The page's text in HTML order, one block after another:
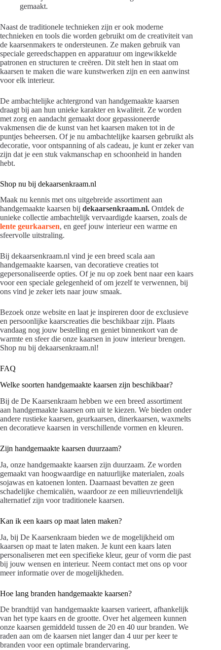
gemaakt.
Naast de traditionele technieken zijn er ook moderne
technieken en tools die worden gebruikt om de creativiteit van
de kaarsenmakers te ondersteunen. Ze maken gebruik van
speciale gereedschappen en apparatuur om ingewikkelde
patronen en structuren te creëren. Dit stelt hen in staat om
kaarsen te maken die ware kunstwerken zijn en een aanwinst
voor elk interieur.
De ambachtelijke achtergrond van handgemaakte kaarsen
draagt bij aan hun unieke karakter en kwaliteit. Ze worden
met zorg en aandacht gemaakt door gepassioneerde
vakmensen die de kunst van het kaarsen maken tot in de
puntjes beheersen. Of je nu ambachtelijke kaarsen gebruikt als
decoratie, voor ontspanning of als cadeau, je kunt er zeker van
zijn dat je een stuk vakmanschap en schoonheid in handen
hebt.
Shop nu bij dekaarsenkraam.nl
Maak nu kennis met ons uitgebreide assortiment aan
handgemaakte kaarsen bij dekaarsenkraam.nl. Ontdek de
unieke collectie ambachtelijk vervaardigde kaarsen, zoals de
lente geurkaarsen, en geef jouw interieur een warme en
sfeervolle uitstraling.
Bij dekaarsenkraam.nl vind je een breed scala aan
handgemaakte kaarsen, van decoratieve creaties tot
gepersonaliseerde opties. Of je nu op zoek bent naar een kaars
voor een speciale gelegenheid of om jezelf te verwennen, bij
ons vind je zeker iets naar jouw smaak.
Bezoek onze website en laat je inspireren door de exclusieve
en persoonlijke kaarscreaties die beschikbaar zijn. Plaats
vandaag nog jouw bestelling en geniet binnenkort van de
warmte en sfeer die onze kaarsen in jouw interieur brengen.
Shop nu bij dekaarsenkraam.nl!
FAQ
Welke soorten handgemaakte kaarsen zijn beschikbaar?
Bij de De Kaarsenkraam hebben we een breed assortiment
aan handgemaakte kaarsen om uit te kiezen. We bieden onder
andere rustieke kaarsen, geurkaarsen, dinerkaarsen, waxmelts
en decoratieve kaarsen in verschillende vormen en kleuren.
Zijn handgemaakte kaarsen duurzaam?
Ja, onze handgemaakte kaarsen zijn duurzaam. Ze worden
gemaakt van hoogwaardige en natuurlijke materialen, zoals
sojawas en katoenen lonten. Daarnaast bevatten ze geen
schadelijke chemicaliën, waardoor ze een milieuvriendelijk
alternatief zijn voor traditionele kaarsen.
Kan ik een kaars op maat laten maken?
Ja, bij De Kaarsenkraam bieden we de mogelijkheid om
kaarsen op maat te laten maken. Je kunt een kaars laten
personaliseren met een specifieke kleur, geur of vorm die past
bij jouw wensen en interieur. Neem contact met ons op voor
meer informatie over de mogelijkheden.
Hoe lang branden handgemaakte kaarsen?
De brandtijd van handgemaakte kaarsen varieert, afhankelijk
van het type kaars en de grootte. Over het algemeen kunnen
onze kaarsen gemiddeld tussen de 20 en 40 uur branden. We
raden aan om de kaarsen niet langer dan 4 uur per keer te
branden voor een optimale brandervaring.